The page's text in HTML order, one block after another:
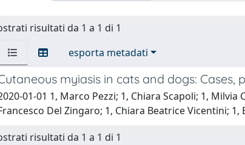
risultati da 1 a 1 di 1
esporta metadati
myiasis in cats and dogs:
01-01 1, Marco Pezzi; 1, Chiara Scapoli; 1,
Del Zingaro; 1, Chiara Beatrice Vicentini;
risultati da 1 a 1 di 1